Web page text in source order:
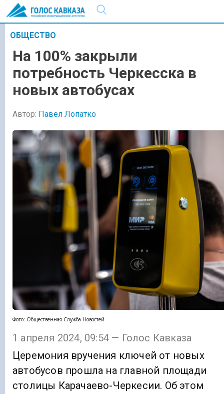
ОБЩЕСТВО
На 100% закрыли
потребность Черкесска в
новых автобусах
Автор: Павел Лопатко
Фото: Общественная Служба Новостей
1 апреля 2024, 09:54 — Голос Кавказа
Церемония вручения ключей от новых
автобусов прошла на главной площади
столицы Карачаево-Черкесии. Об этом